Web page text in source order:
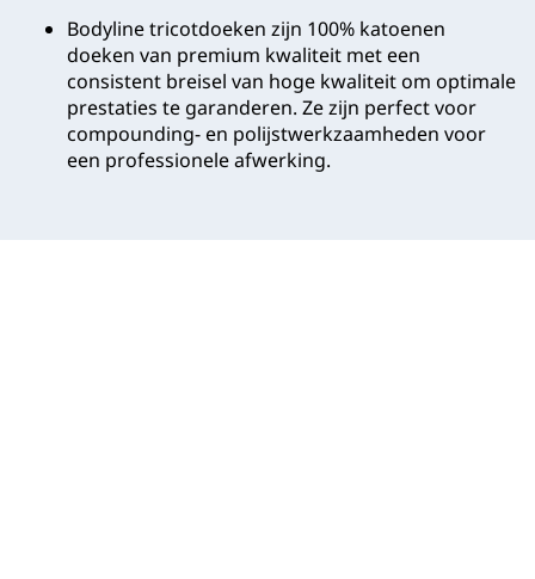
Bodyline tricotdoeken zijn 100% katoenen
doeken van premium kwaliteit met een
consistent breisel van hoge kwaliteit om optimale
prestaties te garanderen. Ze zijn perfect voor
compounding- en polijstwerkzaamheden voor
een professionele afwerking.